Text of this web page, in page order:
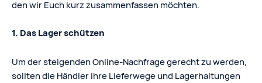
den wir Euch kurz zusammenfassen möchten.
1. Das Lager schützen
Um der steigenden Online-Nachfrage gerecht zu werden,
sollten die Händler ihre Lieferwege und Lagerhaltungen